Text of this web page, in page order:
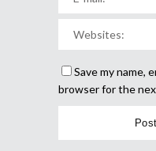
Save my name,
browser for the